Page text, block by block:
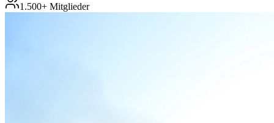
1.500+ Mitglieder